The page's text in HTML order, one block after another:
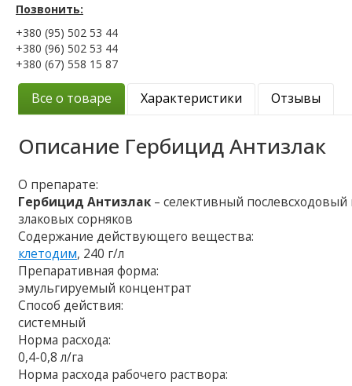
Позвонить:
+380 (95) 502 53 44
+380 (96) 502 53 44
+380 (67) 558 15 87
Все о товаре Характеристики Отзывы
Описание Гербицид Антизлак
О препарате:
Гербицид Антизлак – селективный
злаковых сорняков
Содержание действующего вещества:
клетодим, 240 г/л
Препаративная форма:
эмульгируемый концентрат
Способ действия:
системный
Норма расхода:
0,4-0,8 л/га
Норма расхода рабочего раствора: